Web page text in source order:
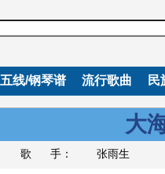
五线/钢琴谱 流行歌曲 民
大
歌 手： 张雨生